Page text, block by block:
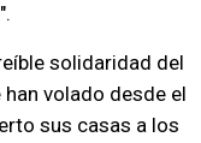
solidaridad del
volado desde el
sus casas a los